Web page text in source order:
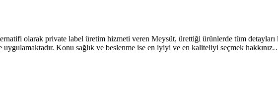
olarak private label üretim hizmeti veren Meysüt, ürettiği ürünlerde tüm
uygulamaktadır. Konu sağlık ve beslenme ise en iyiyi ve en kaliteliyi seçmek